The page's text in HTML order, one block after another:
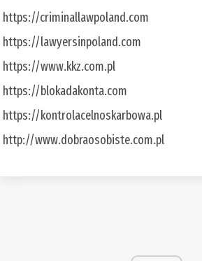
https://criminallawpoland.com
https://lawyersinpoland.com
https://www.kkz.com.pl
https://blokadakonta.com
https://kontrolacelnoskarbowa.pl
http://www.dobraosobiste.com.pl